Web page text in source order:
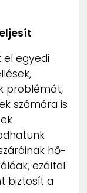
el egyedi
problémát,
számára is
hő-
ezáltal
biztosít a